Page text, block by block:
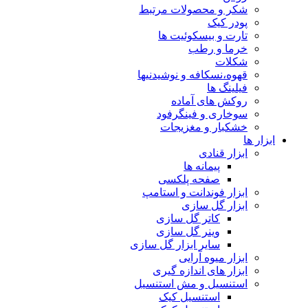
شکر و محصولات مرتبط
پودر کیک
تارت و بیسکوئیت ها
خرما و رطب
شکلات
قهوه،نسکافه و نوشیدنیها
فیلینگ ها
روکش های آماده
سوخاری و فینگرفود
خشکبار و مغزیجات
ابزار ها
ابزار قنادی
پیمانه ها
صفحه پلکسی
ابزار فوندانت و استامپ
ابزار گل سازی
کاتر گل سازی
وینر گل سازی
سایر ابزار گل سازی
ابزار میوه آرایی
ابزار های اندازه گیری
استنسیل و مش استنسیل
استنسیل کیک